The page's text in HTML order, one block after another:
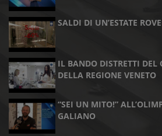
SALDI DI UN’ESTATE
IL BANDO DISTRETTI DEL
DELLA REGIONE VENETO
“SEI UN MITO!”
GALIANO